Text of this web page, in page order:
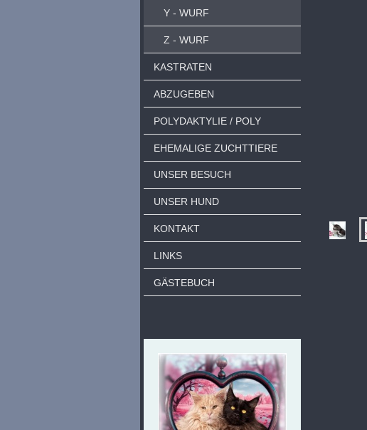
Y - WURF
Z - WURF
KASTRATEN
ABZUGEBEN
POLYDAKTYLIE / POLY
EHEMALIGE ZUCHTTIERE
UNSER BESUCH
UNSER HUND
KONTAKT
LINKS
GÄSTEBUCH